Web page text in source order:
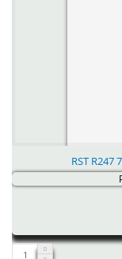
RST R247